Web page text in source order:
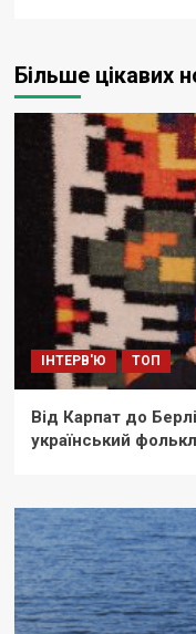
Більше цікавих
ІНТЕРВ'Ю ТОП
Від Карпат до
український